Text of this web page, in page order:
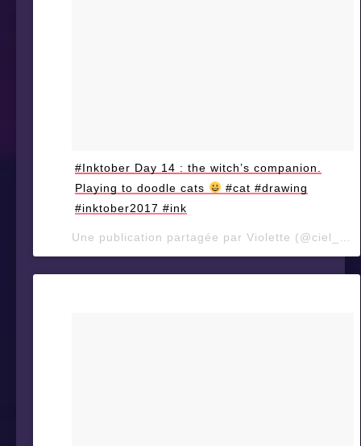
#Inktober Day 14 : the witch’s companion.
Playing to doodle cats
#cat #drawing
#inktober2017 #ink